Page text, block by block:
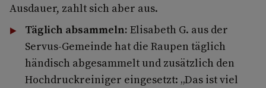
Ausdauer, zahlt sich aber aus.
Täglich absammeln: Elisabeth G. aus der
Servus-Gemeinde hat die Raupen täglich
händisch abgesammelt und zusätzlich den
Hochdruckreiniger eingesetzt: „Das ist viel